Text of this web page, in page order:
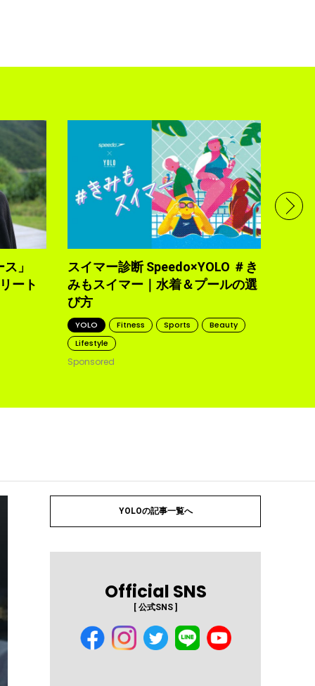
」
ート
スイマー診断 Speedo×YOLO ＃き
みもスイマー｜水着＆プールの選
び方
YOLO Fitness Sports
Beauty
Lifestyle
Sponsored
で完
トレ
YOLOの記事一覧へ
Official SNS
[ 公式SNS ]